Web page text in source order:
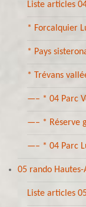
Liste articles
* Forcalquier
* Pays
* Trévans
—– * 04 Parc
—– * Réserve
—– * 04 Parc
05 rando Hautes-
Liste articles